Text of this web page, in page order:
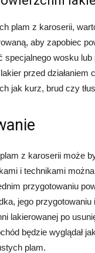
plam z karoserii,
aby zapobiec
wosku lub
przed działaniem
jak kurz, brud czy
z karoserii może
i technikami
przygotowaniu
jego
lakierowanej po
będzie wyglądał
plam.